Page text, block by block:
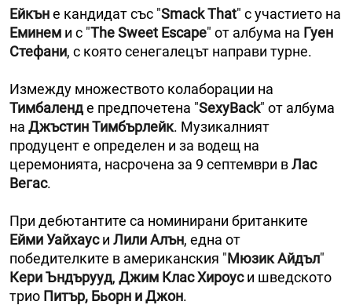
Ейкъне кандидат със "Smack That" с участието на
Еминем и с "The Sweet Escape" от албума на Гуен
Стефани, с която сенегалецът направи турне.
Измежду множеството колаборации на
Тимбаленде предпочетена "SexyBack" от албума
на Джъстин Тимбърлейк. Музикалният
продуцент е определен и за водещ на
церемонията, насрочена за 9 септември вЛас
Вегас.
При дебютантите са номинирани британките
Ейми Уайхауси Лили Алън, една от
победителките в американския "Мюзик Айдъл"
Кери Ъндърууд, Джим Клас Хироуси шведското
трио Питър, Бьорн и Джон.